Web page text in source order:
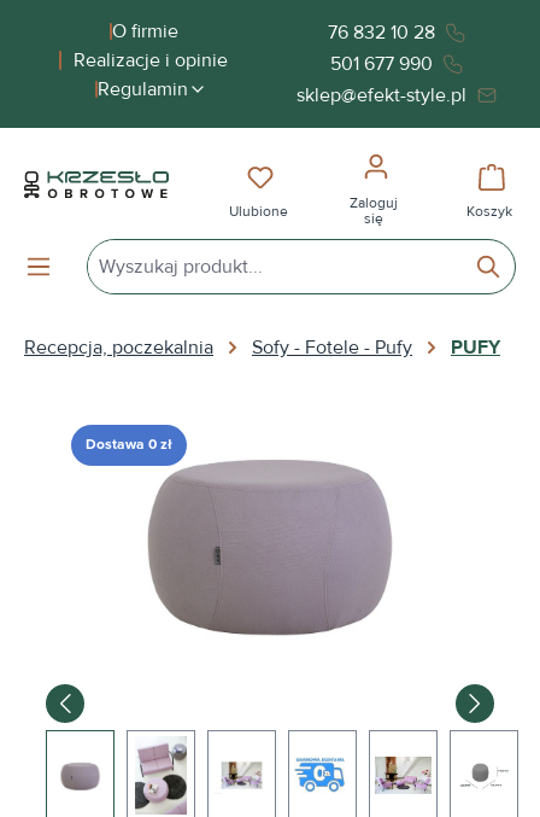
zawartościO firmie
Realizacje i opinie
Regulamin
76 832 10 28
501 677 990
sklep@efekt-style.pl
Masz 0 przedmioty na liście
Ulubione
Zaloguj
się
Koszyk
Recepcja, poczekalnia Sofy - Fotele - Pufy PUFY
Pomiń galerię zdjęć
Dostawa 0 zł